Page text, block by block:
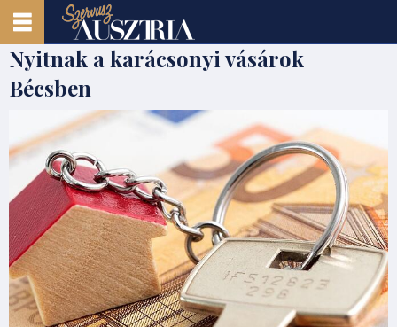
Nyitnak a karácsonyi vásárok
Bécsben